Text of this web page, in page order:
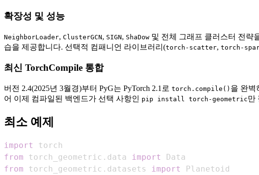
확장성 및 성능
NeighborLoader, ClusterGCN, SIGN, ShaDow 및 전체 그래프 클러스터 전략
습을 제공합니다. 선택적 컴패니언 라이브러리(torch-scatter, torch-
최신 TorchCompile 통합
버전 2.4(2025년 3월경)부터 PyG는 PyTorch 2.1로 torch.compile() 을 완벽
어 이제 컴파일된 백엔드가 선택 사항인 pip install torch-geometric만
최소 예제
import
from torch_geometric . data import
from torch_geometric . datasets import